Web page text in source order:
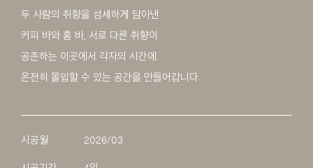
두 사람의 취향을 섬세하게 담아낸
커피 바와 홈 바, 서로 다른 취향이
공존하는 이곳에서 각자의 시간에
온전히 몰입할 수 있는 공간을 만들어갑니다.
시공월 2026/03